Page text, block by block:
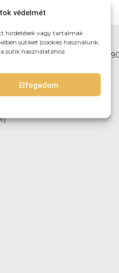
védelmét
hirdetések vagy tartalmak
sütiket (cookie) használunk.
sütik használatához.
Elfogadom
(teljes újpest) 3-4km-közt: